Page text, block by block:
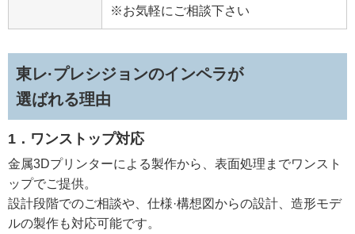
※お気軽にご相談下さい
東レ·プレシジョンのインペラが
選ばれる理由
1．ワンストップ対応
金属3Dプリンターによる製作から、表面処理までワンスト
ップでご提供。
設計段階でのご相談や、仕様·構想図からの設計、造形モデ
ルの製作も対応可能です。